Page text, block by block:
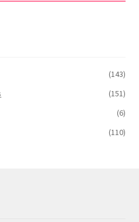
(143)
(151)
(6)
(110)